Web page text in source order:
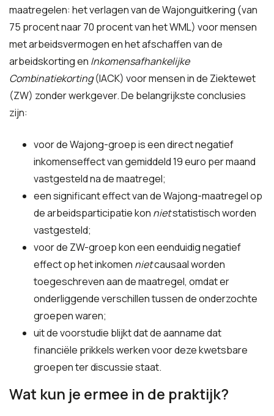
maatregelen: het verlagen van de Wajonguitkering (van
75 procent naar 70 procent van het WML) voor mensen
met arbeidsvermogenen het afschaffen van de
arbeidskorting en Inkomensafhankelijke
Combinatiekorting(IACK) voor mensen in de Ziektewet
(ZW) zonder werkgever. De belangrijkste conclusies
zijn:
voor de Wajong-groep is een direct negatief
inkomenseffect van gemiddeld 19 euro per maand
vastgesteld na de maatregel;
een significant effect van de Wajong-maatregel op
de arbeidsparticipatie kon nietstatistisch worden
vastgesteld;
voor de ZW-groep kon een eenduidig negatief
effect op het inkomen nietcausaal worden
toegeschreven aan de maatregel, omdat er
onderliggende verschillen tussen de onderzochte
groepen waren;
uit de voorstudie blijkt dat de aanname dat
financiële prikkels werken voor deze kwetsbare
groepen ter discussie staat.
Wat kun je ermee in de praktijk?